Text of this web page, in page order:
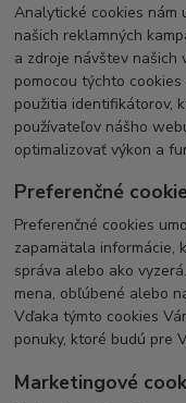
Analytické cookies nám
našich reklamných
a zdroje návštev našich
pomocou týchto
použitia identifikátorov,
používateľov nášho
optimalizovať výkon a
Preferenčné
Preferenčné cookies
zapamätala informácie,
správa alebo ako
mena, obľúbené alebo
Vďaka týmto cookies
ponuky, ktoré budú pre
Marketingové